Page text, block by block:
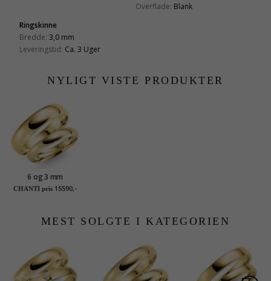
Overflade: Blank
Ringskinne
Bredde: 3,0 mm
Leveringstid: Ca. 3 Uger
NYLIGT VISTE PRODUKTER
6 og 3 mm
vielsesringe i 14
CHANTI pris 15590,-
MEST SOLGTE I KATEGORIEN